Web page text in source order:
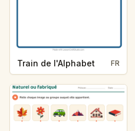
Train de l'Alphabet FR